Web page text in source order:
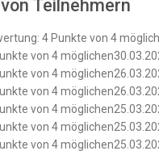
Teilnehmern
4 Punkte von 4
von 4
von 4
von 4
von 4
von 4
von 4